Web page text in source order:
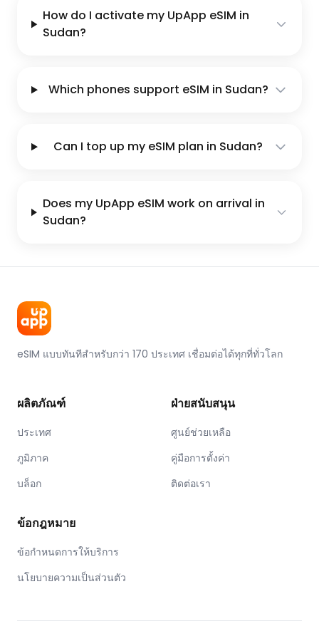
How do I activate my UpApp eSIM in
Sudan?
Which phones support eSIM in Sudan?
Can I top up my eSIM plan in Sudan?
Does my UpApp eSIM work on arrival in
Sudan?
eSIM แบบทันทีสำหรับกว่า 170 ประเทศ เชื่อมต่อได้ทุกที่ทั่วโลก
ผลิตภัณฑ์
ประเทศ
ภูมิภาค
บล็อก
ฝ่ายสนับสนุน
ศูนย์ช่วยเหลือ
คู่มือการตั้งค่า
ติดต่อเรา
ข้อกฎหมาย
ข้อกำหนดการให้บริการ
นโยบายความเป็นส่วนตัว